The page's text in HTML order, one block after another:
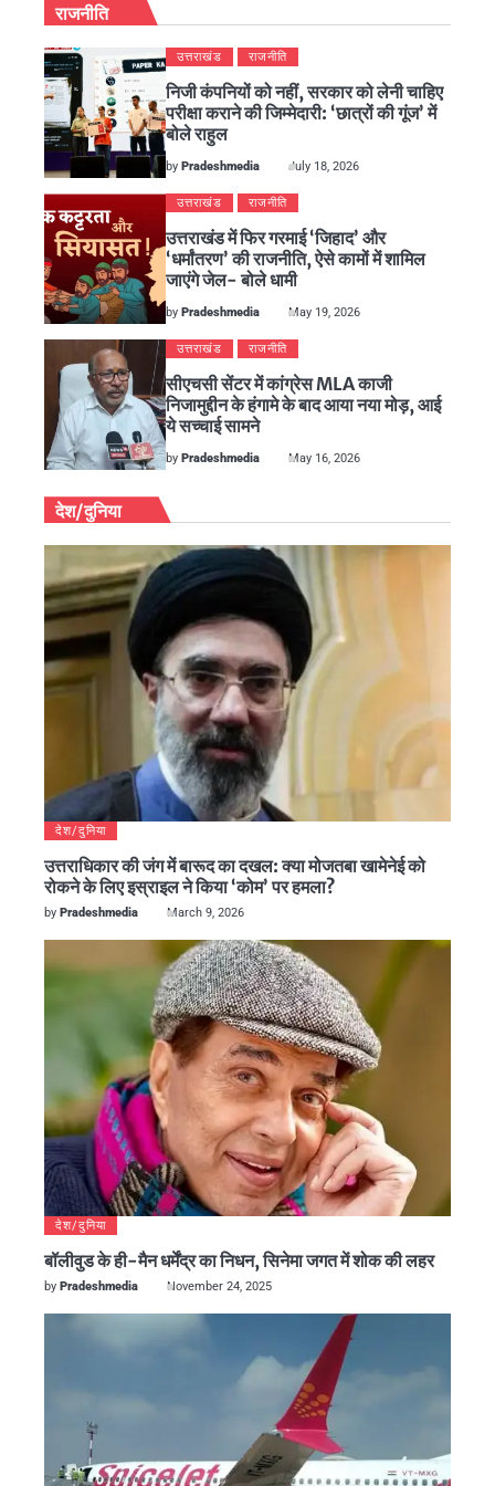
राजनीति
उत्तराखंड राजनीति
निजी कंपनियों को नहीं, सरकार को लेनी चाहिए
परीक्षा कराने की जिम्मेदारी: ‘छात्रों की गूंज’ में
बोले राहुल
by Pradeshmedia July 18, 2026
उत्तराखंड राजनीति
उत्तराखंड में फिर गरमाई ‘जिहाद’ और
‘धर्मांतरण’ की राजनीति, ऐसे कामों में शामिल
जाएंगे जेल- बोले धामी
by Pradeshmedia May 19, 2026
उत्तराखंड राजनीति
सीएचसी सेंटर में कांग्रेस MLA काजी
निजामुद्दीन के हंगामे के बाद आया नया मोड़, आई
ये सच्चाई सामने
by Pradeshmedia May 16, 2026
देश/दुनिया
देश/दुनिया
उत्तराधिकार की जंग में बारूद का दखल: क्या मोजतबा खामेनेई को
रोकने के लिए इस्राइल ने किया ‘कोम’ पर हमला?
by Pradeshmedia March 9, 2026
देश/दुनिया
बॉलीवुड के ही-मैन धर्मेंद्र का निधन, सिनेमा जगत में शोक की लहर
by Pradeshmedia November 24, 2025